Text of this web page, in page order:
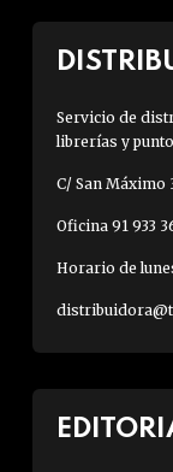
Servicio de
librerías y
C/ San Máximo
Oficina 91 933
Horario de